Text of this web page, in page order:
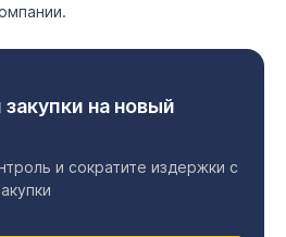
на новый
и сократите издержки с